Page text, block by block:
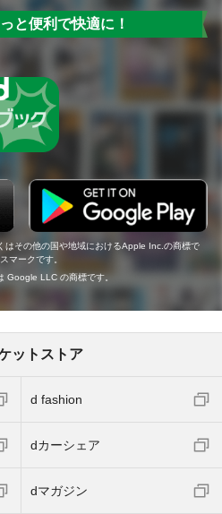
と便利で快適に！
その他の国や地域におけるApple Inc.の商標で
マークです。
LLC の商標です。
ットストア
d fashion
dカーシェア
dマガジン